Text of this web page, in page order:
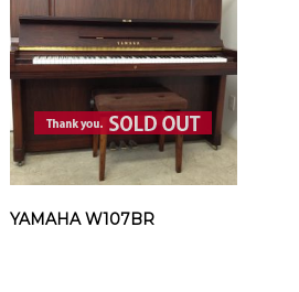
YAMAHA W107BR